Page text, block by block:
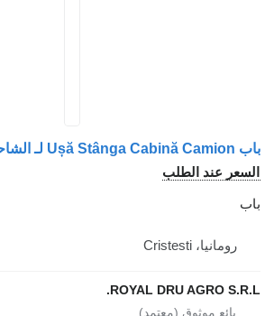
الطلب
ROYAL DRU